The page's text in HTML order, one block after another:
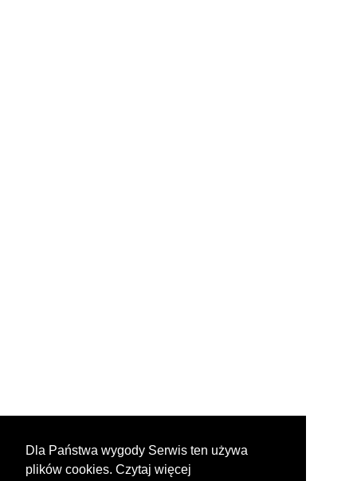
Dla Państwa wygody Serwis ten używa
plików cookies. Czytaj więcej